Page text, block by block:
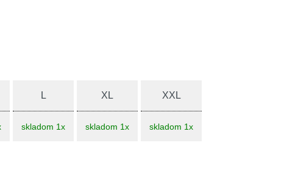
L
skladom 1x
XL
skladom 1x
XXL
skladom 1x